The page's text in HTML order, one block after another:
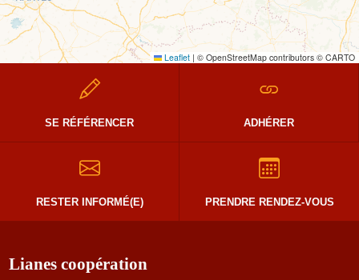
Leaflet | © OpenStreetMap contributors © CARTO
SE RÉFÉRENCER ADHÉRER
RESTER INFORMÉ(E) PRENDRE RENDEZ-VOUS
Lianes coopération